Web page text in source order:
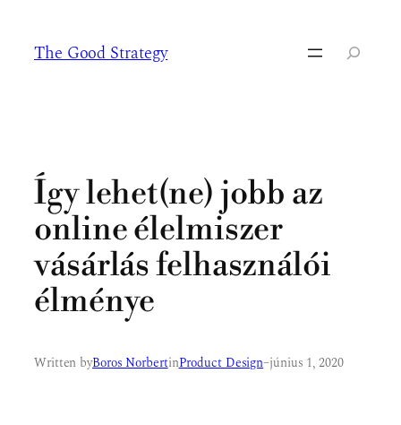
tartalomhoz
The Good Strategy Keresés
Így lehet(ne) jobb az
online élelmiszer
vásárlás felhasználói
élménye
Written byBoros NorbertinProduct Design–június 1, 2020